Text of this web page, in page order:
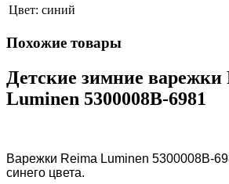
Цвет: синий
Похожие товары
Детские зимние варежки
Luminen 5300008B-6981
Варежки Reima Luminen 5300008B-
синего цвета.